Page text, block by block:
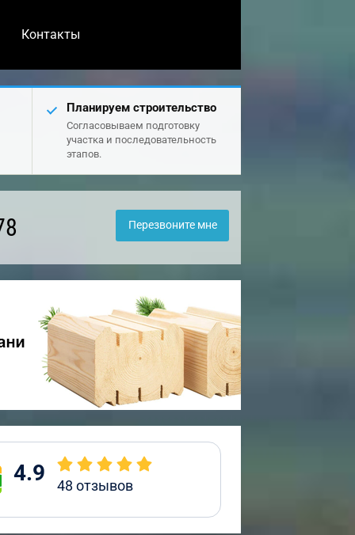
Контакты
Планируем строительство
Согласовываем подготовку
участка и последовательность
этапов.
Перезвоните мне
4.9 48 отзывов